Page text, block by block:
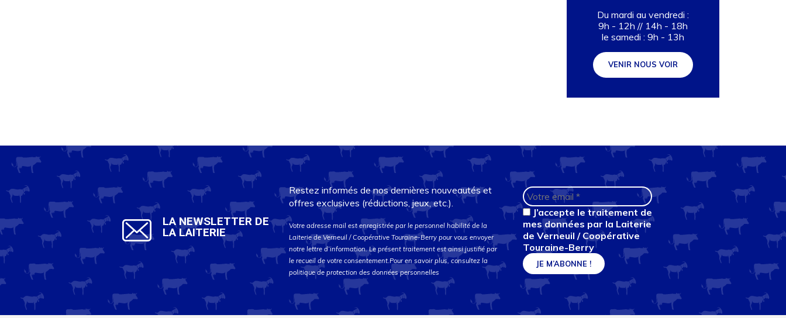
Du mardi au vendredi :
9h - 12h // 14h - 18h
le samedi : 9h - 13h
VENIR NOUS VOIR
LA NEWSLETTER DE
LA LAITERIE
Restez informés de nos dernières nouveautés et
offres exclusives (réductions, jeux, etc.).
Votre adresse mail est enregistrée par le personnel habilité de la
Laiterie de Verneuil / Coopérative Touraine-Berry pour vous envoyer
notre lettre d’information. Le présent traitement est ainsi justifié par
le recueil de votre consentement.Pour en savoir plus, consultez la
politique de protection des données personnelles
J’accepte le traitement de
mes données par la Laiterie
de Verneuil / Coopérative
Touraine-Berry